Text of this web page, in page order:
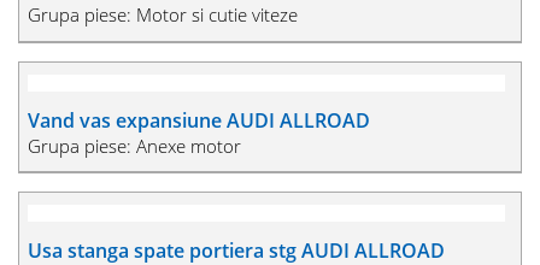
Grupa piese: Motor si cutie viteze